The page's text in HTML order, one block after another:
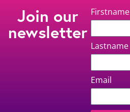
Join our
newsletter
Firstname
Lastname
Email